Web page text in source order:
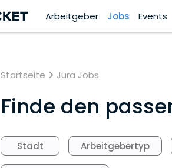
Arbeitgeber Jobs Events
Startseite Jura Jobs
Finde den
Stadt Arbeitgebertyp